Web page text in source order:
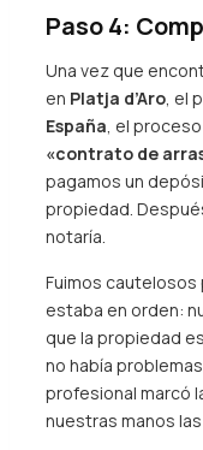
Paso 4:
Una vez que
en Platja d’Aro, el
España, el
«contrato de
pagamos un
propiedad.
notaría.
Fuimos
estaba en orden:
que la propiedad
no había
profesional marcó
nuestras manos